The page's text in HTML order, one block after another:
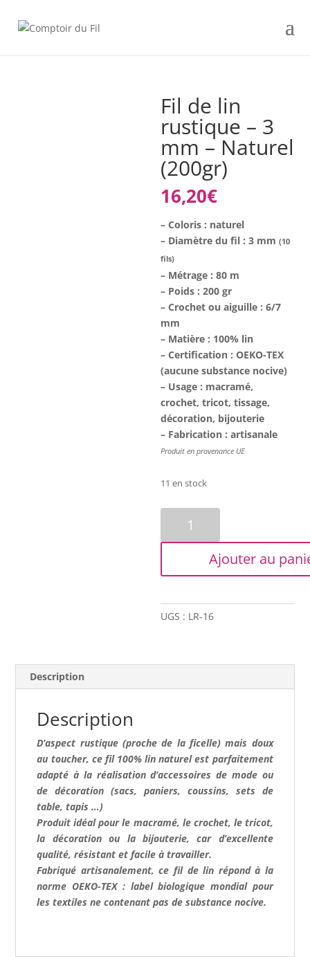
Fil de lin
rustique – 3
mm – Naturel
(200gr)
16,20€
– Coloris : naturel
– Diamètre du fil : 3 mm(10
fils)
– Métrage : 80 m
– Poids : 200 gr
– Crochet ou aiguille : 6/7
mm
– Matière : 100% lin
– Certification : OEKO-TEX
(aucune substance nocive)
– Usage : macramé,
crochet, tricot, tissage,
décoration, bijouterie
– Fabrication : artisanale
Produit en provenance UE
11 en stock
Fil
lin
-
(200gr)
Ajouter au
UGS : LR-16
Description
Description
D’aspect rustique (proche de la ficelle) mais doux
au toucher, ce fil 100% lin naturel est parfaitement
adapté à la réalisation d’accessoires de mode ou
de décoration (sacs, paniers, coussins, sets de
table, tapis …)
Produit idéal pour le macramé, le crochet, le tricot,
la décoration ou la bijouterie, car d’excellente
qualité, résistant et facile à travailler.
Fabriqué artisanalement, ce fil de lin répond à la
norme OEKO-TEX : label biologique mondial pour
les textiles ne contenant pas de substance nocive.